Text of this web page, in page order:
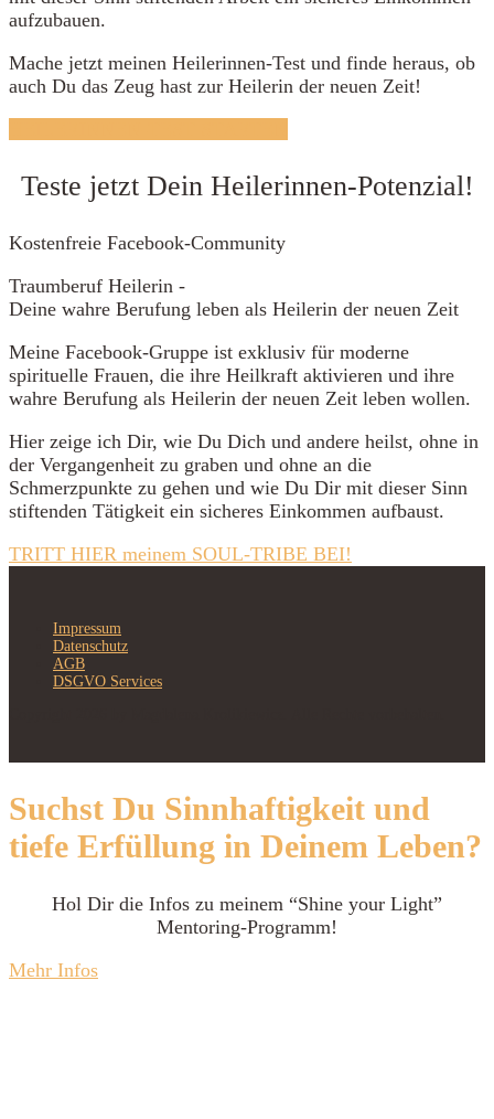
aufzubauen.
Mache jetzt meinen Heilerinnen-Test und finde heraus, ob
auch Du das Zeug hast zur Heilerin der neuen Zeit!
Teste jetzt Dein Heilerinnen-Potenzial!
Kostenfreie Facebook-Community
Traumberuf Heilerin -
Deine wahre Berufung leben als Heilerin der neuen Zeit
Meine Facebook-Gruppe ist exklusiv für moderne
spirituelle Frauen, die ihre Heilkraft aktivieren und ihre
wahre Berufung als Heilerin der neuen Zeit leben wollen.
Hier zeige ich Dir, wie Du Dich und andere heilst, ohne in
der Vergangenheit zu graben und ohne an die
Schmerzpunkte zu gehen und wie Du Dir mit dieser Sinn
stiftenden Tätigkeit ein sicheres Einkommen aufbaust.
TRITT HIER meinem SOUL-TRIBE BEI!
Impressum
Datenschutz
AGB
DSGVO Services
Suchst Du Sinnhaftigkeit und
tiefe Erfüllung in Deinem Leben?
Hol Dir die Infos zu meinem “Shine your Light”
Mentoring-Programm!
Mehr Infos